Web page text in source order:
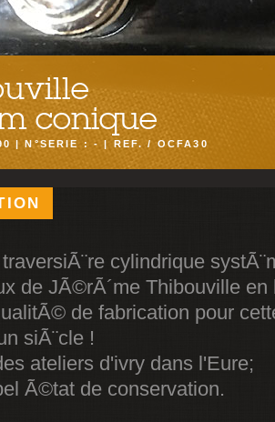
conique
| N°SERIE : - | REF. / OCFA30
cylindrique
de JÃ©rÃ´me Thibouville en
de fabrication pour
siÃ¨cle !
ateliers d'ivry dans l'Eure;
Ã©tat de conservation.